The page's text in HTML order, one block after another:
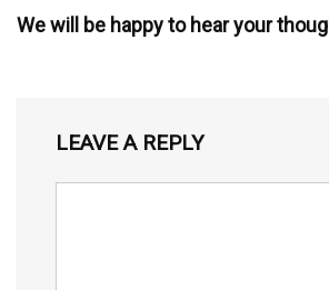
We will be happy to hear your
LEAVE A REPLY